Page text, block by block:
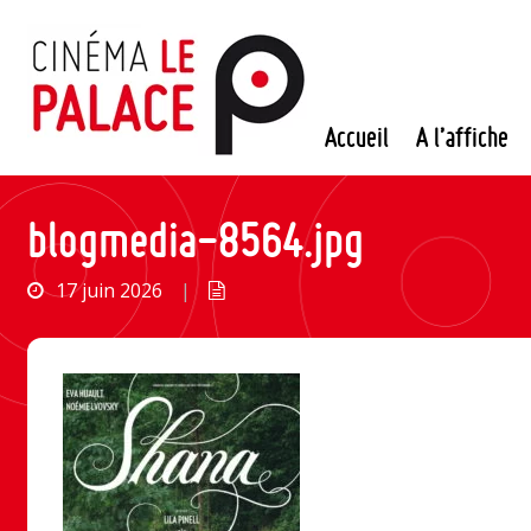
contenu
Accueil A l’affiche
blogmedia-8564.jpg
17 juin 2026 |